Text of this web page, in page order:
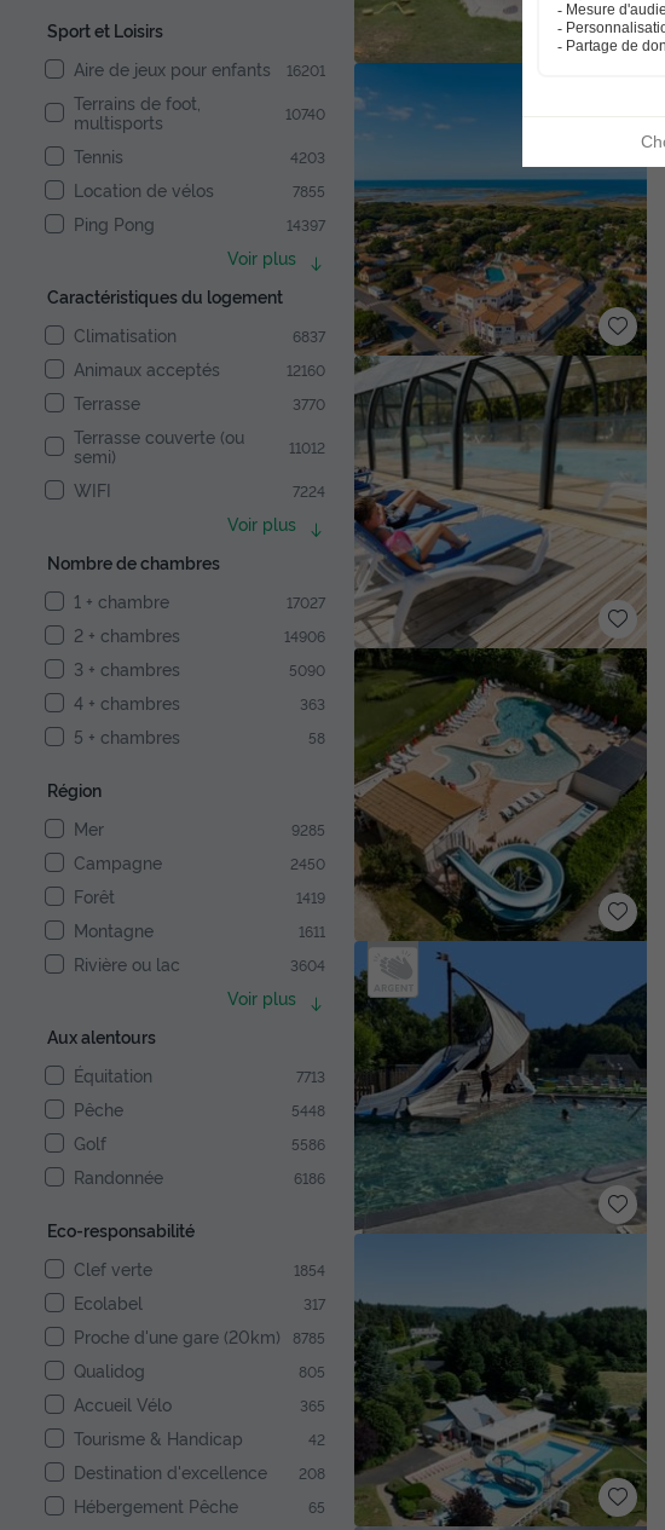
Sport et Loisirs
Aire de jeux pour enfants
16201
Terrains de foot,
multisports
10740
Tennis 4203
Location de vélos 7855
Ping Pong 14397
Voir plus
Caractéristiques du logement
Climatisation
6837
Animaux acceptés 12160
Terrasse 3770
Terrasse couverte (ou
semi)
11012
WIFI 7224
Voir plus
Nombre de chambres
1 + chambre
17027
2 + chambres 14906
3 + chambres 5090
4 + chambres 363
5 + chambres 58
Région
Mer
9285
Campagne 2450
Forêt 1419
Montagne 1611
Rivière ou lac 3604
Voir plus
Aux alentours
Équitation
7713
Pêche 5448
Golf 5586
Randonnée 6186
Eco-responsabilité
Clef verte
1854
Ecolabel 317
Proche d'une gare (20km) 8785
Qualidog 805
Accueil Vélo 365
Tourisme & Handicap 42
Destination d'excellence 208
Hébergement Pêche 65